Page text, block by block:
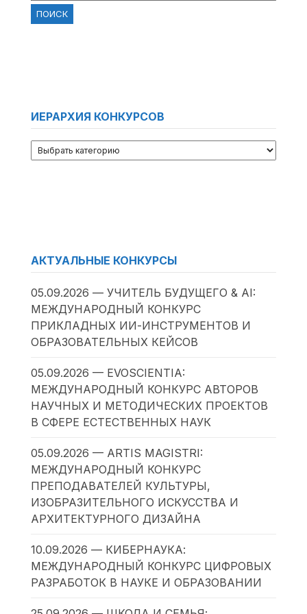
ИЕРАРХИЯ КОНКУРСОВ
АКТУАЛЬНЫЕ КОНКУРСЫ
05.09.2026 — УЧИТЕЛЬ БУДУЩЕГО & AI:
МЕЖДУНАРОДНЫЙ КОНКУРС
ПРИКЛАДНЫХ ИИ-ИНСТРУМЕНТОВ И
ОБРАЗОВАТЕЛЬНЫХ КЕЙСОВ
05.09.2026 — EVOSCIENTIA:
МЕЖДУНАРОДНЫЙ КОНКУРС АВТОРОВ
НАУЧНЫХ И МЕТОДИЧЕСКИХ ПРОЕКТОВ
В СФЕРЕ ЕСТЕСТВЕННЫХ НАУК
05.09.2026 — ARTIS MAGISTRI:
МЕЖДУНАРОДНЫЙ КОНКУРС
ПРЕПОДАВАТЕЛЕЙ КУЛЬТУРЫ,
ИЗОБРАЗИТЕЛЬНОГО ИСКУССТВА И
АРХИТЕКТУРНОГО ДИЗАЙНА
10.09.2026 — КИБЕРНАУКА:
МЕЖДУНАРОДНЫЙ КОНКУРС ЦИФРОВЫХ
РАЗРАБОТОК В НАУКЕ И ОБРАЗОВАНИИ